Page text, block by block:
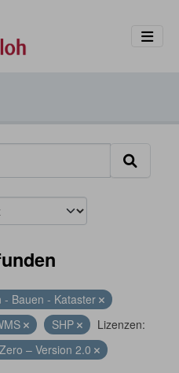
- Bauen - Kataster
SHP
Lizenzen:
– Version 2.0